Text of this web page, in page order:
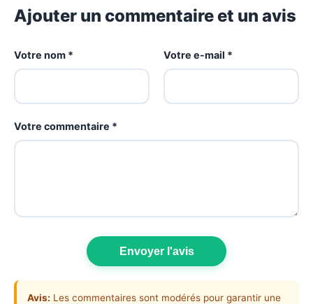
Ajouter un commentaire et un avis
Votre nom * Votre e-mail *
Votre commentaire *
Envoyer l'avis
Avis: Les commentaires sont modérés pour garantir une